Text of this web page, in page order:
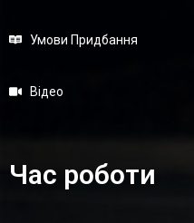
Умови Придбання
Відео
Час роботи